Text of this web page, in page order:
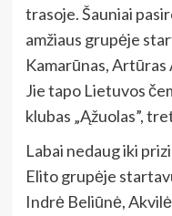
trasoje. Šauniai
amžiaus grupėje
Kamarūnas,
Jie tapo Lietuvos
klubas „Ąžuolas”,
Labai nedaug iki
Elito grupėje
Indrė Beliūnė,